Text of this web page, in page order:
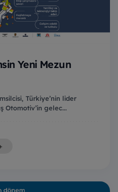
Yeni Mezun
Türkiye’nin lider
Otomotiv’in gelec...